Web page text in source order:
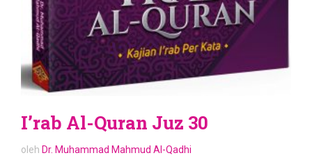
I’rab Al-Quran Juz 30
oleh Dr. Muhammad Mahmud Al-Qadhi